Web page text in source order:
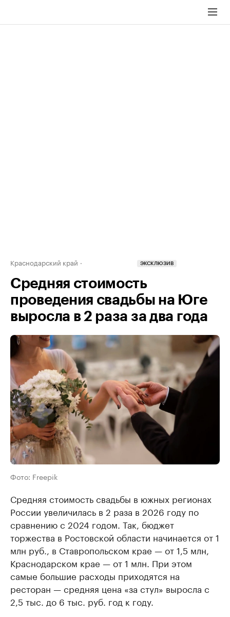
Краснодарский край ЭКСКЛЮЗИВ
Средняя стоимость
проведения свадьбы на Юге
выросла в 2 раза за два года
Фото: Freepik
Средняя стоимость свадьбы в южных регионах
России увеличилась в 2 раза в 2026 году по
сравнению с 2024 годом. Так, бюджет
торжества в Ростовской области начинается от 1
млн руб., в Ставропольском крае — от 1,5 млн,
Краснодарском крае — от 1 млн. При этом
самые большие расходы приходятся на
ресторан — средняя цена «за стул» выросла с
2,5 тыс. до 6 тыс. руб. год к году.